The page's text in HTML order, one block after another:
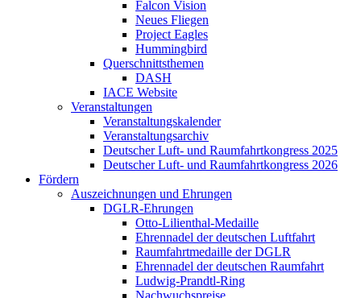
Falcon Vision
Neues Fliegen
Project Eagles
Hummingbird
Querschnittsthemen
DASH
IACE Website
Veranstaltungen
Veranstaltungskalender
Veranstaltungsarchiv
Deutscher Luft- und Raumfahrtkongress 2025
Deutscher Luft- und Raumfahrtkongress 2026
Fördern
Auszeichnungen und Ehrungen
DGLR-Ehrungen
Otto-Lilienthal-Medaille
Ehrennadel der deutschen Luftfahrt
Raumfahrtmedaille der DGLR
Ehrennadel der deutschen Raumfahrt
Ludwig-Prandtl-Ring
Nachwuchspreise